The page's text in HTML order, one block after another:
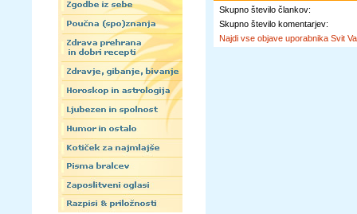
Skupno število člankov:
Skupno število komentarjev:
Najdi vse objave uporabnika Svit